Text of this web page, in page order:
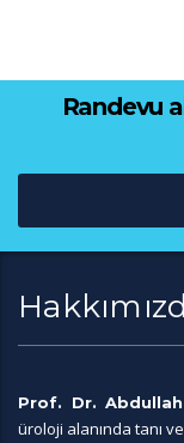
Randevu
Prof. Dr.
üroloji alanında tanı